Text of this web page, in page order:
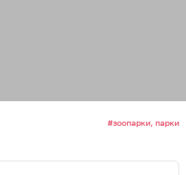
зоопарки, парки